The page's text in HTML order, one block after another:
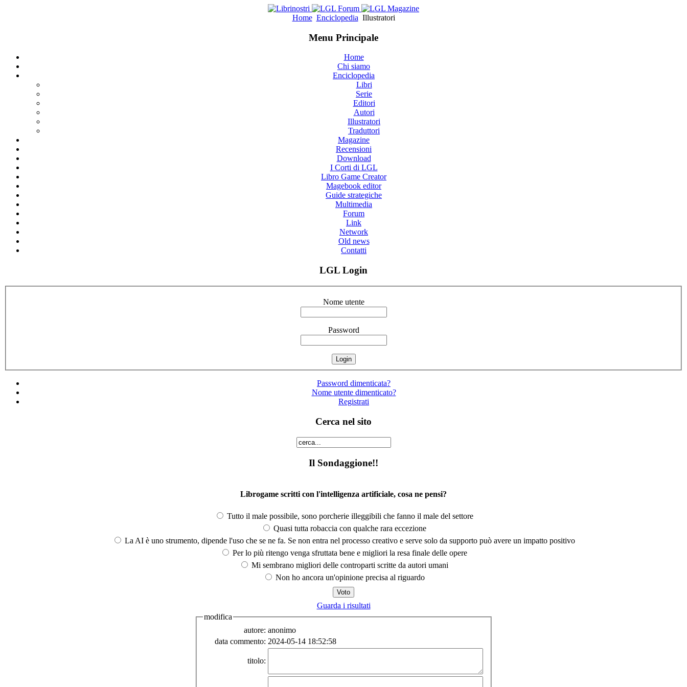
Home Enciclopedia Illustratori
Menu Principale
Home
Chi siamo
Enciclopedia
Libri
Serie
Editori
Autori
Illustratori
Traduttori
Magazine
Recensioni
Download
I Corti di LGL
Libro Game Creator
Magebook editor
Guide strategiche
Multimedia
Forum
Link
Network
Old news
Contatti
LGL Login
Nome utente
Password
Password dimenticata?
Nome utente dimenticato?
Registrati
Cerca nel sito
Il Sondaggione!!
Librogame scritti con l'intelligenza artificiale, cosa ne pensi?
Tutto il male possibile, sono porcherie illeggibili che fanno il male del settore
Quasi tutta robaccia con qualche rara eccezione
La AI è uno strumento, dipende l'uso che se ne fa. Se non entra nel processo creativo e serve solo da supporto può avere un impatto positivo
Per lo più ritengo venga sfruttata bene e migliori la resa finale delle opere
Mi sembrano migliori delle controparti scritte da autori umani
Non ho ancora un'opinione precisa al riguardo
Guarda i risultati
modifica
autore: anonimo
data commento: 2024-05-14 18:52:58
titolo: